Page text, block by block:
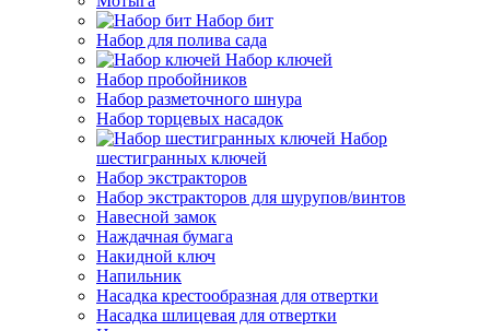
Набор бит
Набор для полива сада
Набор ключей
Набор пробойников
Набор разметочного шнура
Набор торцевых насадок
Набор
шестигранных ключей
Набор экстракторов
Набор экстракторов для шурупов/винтов
Навесной замок
Наждачная бумага
Накидной ключ
Напильник
Насадка крестообразная для отвертки
Насадка шлицевая для отвертки